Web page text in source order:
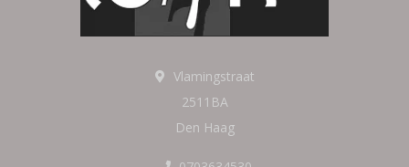
Vlamingstraat
2511BA
Den Haag